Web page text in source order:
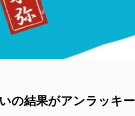
の結果がアンラッキー